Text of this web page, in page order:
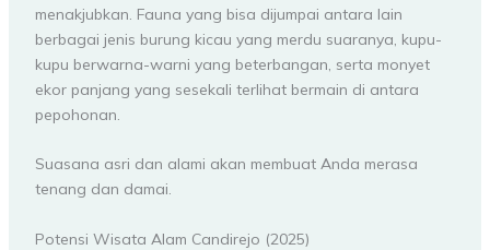
menakjubkan. Fauna yang bisa dijumpai antara lain
berbagai jenis burung kicau yang merdu suaranya, kupu-
kupu berwarna-warni yang beterbangan, serta monyet
ekor panjang yang sesekali terlihat bermain di antara
pepohonan.
Suasana asri dan alami akan membuat Anda merasa
tenang dan damai.
Potensi Wisata Alam Candirejo (2025)